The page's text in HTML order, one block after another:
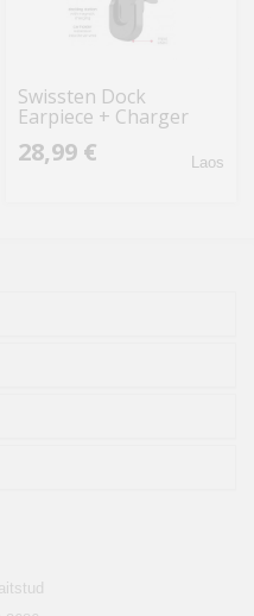
Swissten Dock
Earpiece + Charger
SAU000015 Black
28,99 € Laos